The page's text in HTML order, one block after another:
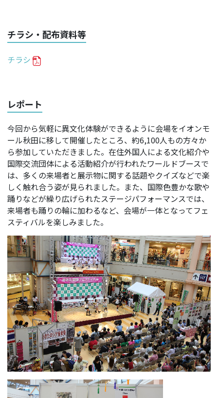
チラシ・配布資料等
チラシ
レポート
今回から気軽に異文化体験ができるように会場をイオンモ
ール秋田に移して開催したところ、約6,100人もの方々か
ら参加していただきました。在住外国人による文化紹介や
国際交流団体による活動紹介が行われたワールドブースで
は、多くの来場者と展示物に関する話題やクイズなどで楽
しく触れ合う姿が見られました。また、国際色豊かな歌や
踊りなどが繰り広げられたステージパフォーマンスでは、
来場者も踊りの輪に加わるなど、会場が一体となってフェ
スティバルを楽しみました。